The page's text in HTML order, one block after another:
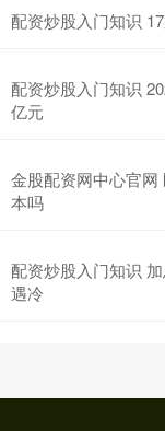
配资炒股入门知识
配资炒股入门知识
亿元
金股配资网中心官
本吗
配资炒股入门知识
遇冷